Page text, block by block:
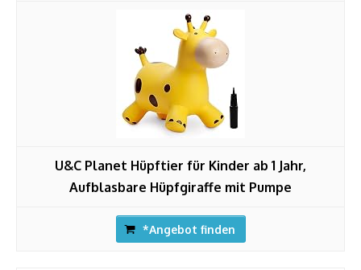
U&C Planet Hüpftier für Kinder ab 1 Jahr,
Aufblasbare Hüpfgiraffe mit Pumpe
*Angebot finden